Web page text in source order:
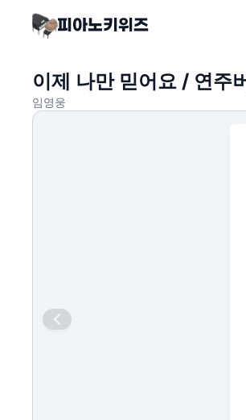
이제 나만 믿어요 / 연주
임영웅